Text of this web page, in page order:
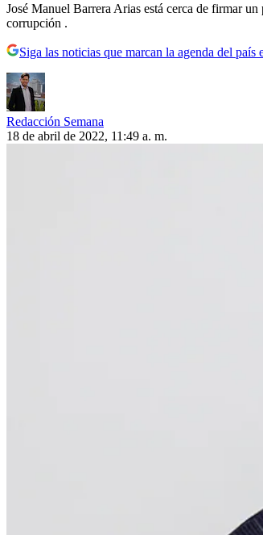
José Manuel Barrera Arias está cerca de firmar
corrupción .
Siga las noticias que marcan la agenda del país
Redacción Semana
18 de abril de 2022, 11:49 a. m.